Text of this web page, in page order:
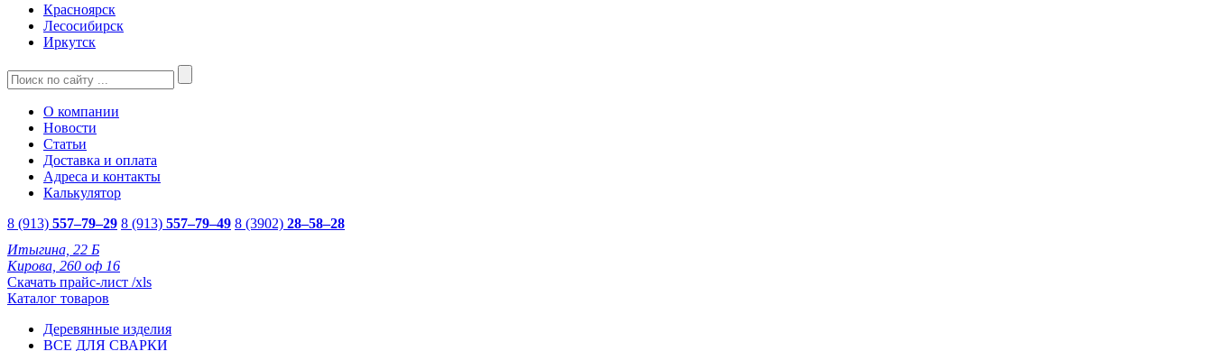
Красноярск
Лесосибирск
Иркутск
О компании
Новости
Статьи
Доставка и оплата
Адреса и контакты
Калькулятор
8 (913) 557–79–29 8 (913) 557–79–49 8 (3902) 28–58–28
Итыгина, 22 Б
Кирова, 260 оф 16
Скачать прайс-лист /xls
Каталог товаров
Деревянные изделия
ВСЕ ДЛЯ СВАРКИ